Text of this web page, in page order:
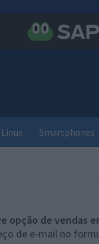
Linux Smartphones
opção de vendas
de e-mail no